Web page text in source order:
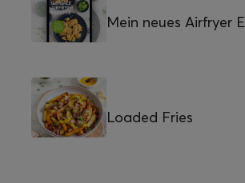
Mein neues Airfryer
Loaded Fries